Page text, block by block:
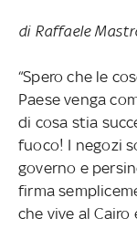
di Raffaele
“Spero che le
Paese venga
di cosa stia
fuoco! I negozi
governo e
firma
che vive al